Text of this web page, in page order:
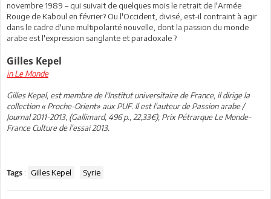
novembre 1989 – qui suivait de quelques mois le retrait de l'Armée
Rouge de Kaboul en février? Ou l'Occident, divisé, est-il contraint à agir
dans le cadre d'une multipolarité nouvelle, dont la passion du monde
arabe est l'expression sanglante et paradoxale ?
Gilles Kepel
in Le Monde
Gilles Kepel, est membre de l'Institut universitaire de France, il dirige la
collection « Proche-Orient» aux PUF. Il est l'auteur de Passion arabe /
Journal 2011-2013, (Gallimard, 496 p., 22,33€), Prix Pétrarque Le Monde-
France Culture de l'essai 2013.
Tags : Gilles Kepel Syrie